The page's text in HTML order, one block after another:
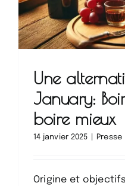
Une
January:
boire mieux
14 janvier 2025 Presse
Origine et